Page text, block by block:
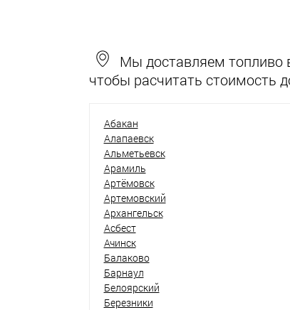
Мы доставляем топливо
чтобы расчитать стоимость
Абакан
Алапаевск
Альметьевск
Арамиль
Артёмовск
Артемовский
Архангельск
Асбест
Ачинск
Балаково
Барнаул
Белоярский
Березники